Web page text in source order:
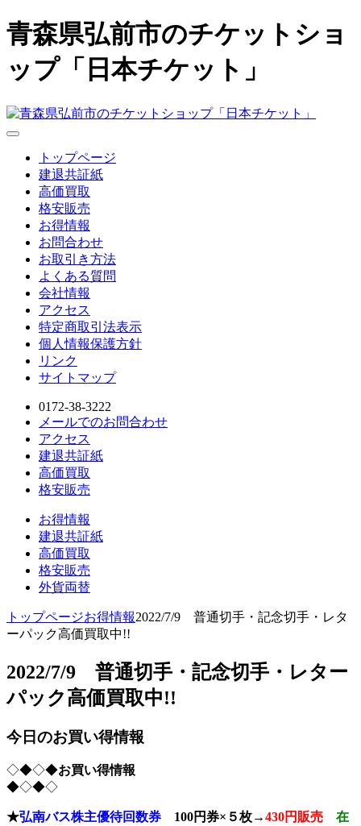
青森県弘前市のチケットショ
ップ「日本チケット」
トップページ
建退共証紙
高価買取
格安販売
お得情報
お問合わせ
お取引き方法
よくある質問
会社情報
アクセス
特定商取引法表示
個人情報保護方針
リンク
サイトマップ
0172-38-3222
メールでのお問合わせ
アクセス
建退共証紙
高価買取
格安販売
お得情報
建退共証紙
高価買取
格安販売
外貨両替
トップページお得情報2022/7/9 普通切手・記念切手・レタ
ーパック高価買取中!!
2022/7/9 普通切手・記念切手・レター
パック高価買取中!!
今日のお買い得情報
◇◆◇◆お買い得情報
◆◇◆◇
★弘南バス株主優待回数券 100円券×５枚→430円販売
在